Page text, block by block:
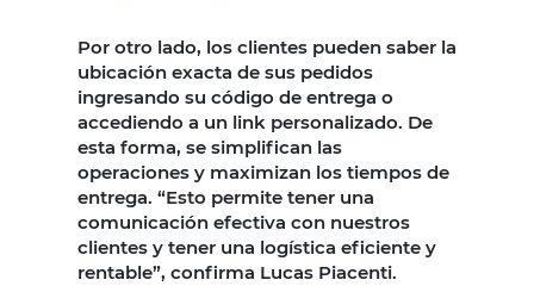
Por otro lado, los clientes pueden saber la
ubicación exacta de sus pedidos
ingresando su código de entrega o
accediendo a un link personalizado. De
esta forma, se simplifican las
operaciones y maximizan los tiempos de
entrega. “Esto permite tener una
comunicación efectiva con nuestros
clientes y tener una logística eficiente y
rentable”, confirma Lucas Piacenti.